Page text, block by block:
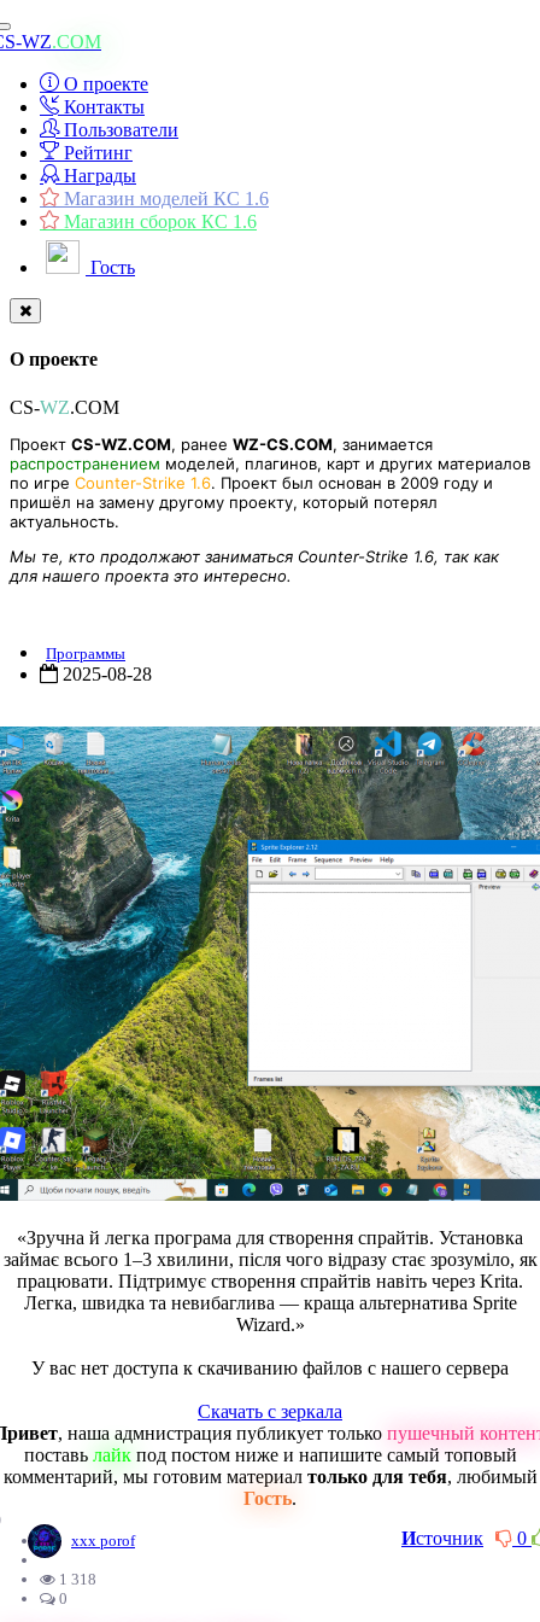
Toggle
navigation
WZ.COM
О проекте
Контакты
Пользователи
Рейтинг
Награды
Магазин моделей КС 1.6
Магазин сборок КС 1.6
Гость
О проекте
CS-WZ.COM
Проект CS-WZ.COM, ранее WZ-CS.COM, занимается
распространением моделей, плагинов, карт и других материалов
по игре Counter-Strike 1.6. Проект был основан в 2009 году и
пришёл на замену другому проекту, который потерял
актуальность.
Мы те, кто продолжают заниматься Counter-Strike 1.6, так как
для нашего проекта это интересно.
Программы
2025-08-28
«Зручна й легка програма для створення спрайтів. Установка
займає всього 1–3 хвилини, після чого відразу стає зрозуміло, як
працювати. Підтримує створення спрайтів навіть через Krita.
Легка, швидка та невибаглива — краща альтернатива Sprite
Wizard.»
У вас нет доступа к скачиванию файлов с нашего сервера
Скачать с зеркала
, наша адмнистрация публикует только пушечный
поставь лайкпод постом ниже и напишите самый топовый
комментарий, мы готовим материал только для тебя, любимый
Гость.
0
Источник
xxx porof
1 318
0